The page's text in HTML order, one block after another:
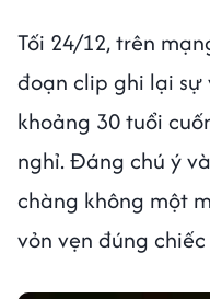
Tối 24/12, trên
đoạn clip ghi lại
khoảng 30 tuổi
nghỉ. Đáng chú ý
chàng không một
vỏn vẹn đúng